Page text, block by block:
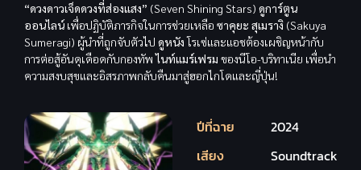
“ดวงดาวเจ็ดดวงที่ส่องแสง” (Seven Shining Stars) ดูการ์ตูน
ออนไลน์ เพื่อปฏิบัติภารกิจในการช่วยเหลือ ซาคุยะ สุเมรางิ (Sakuya
Sumeragi) ผู้นำที่ถูกจับตัวไป ดูหนังโรเซ่และแอชต้องเผชิญหน้ากับ
การต่อสู้อันดุเดือดกับกองทัพไนท์แมร์เฟรม ของนีโอ-บริทาเนีย เพื่อนำ
ความสงบสุขและอิสรภาพกลับคืนมาสู่ฮอกไกโดและญี่ปุ่น!
ปีที่ฉาย
2024
เสียง
Soundtrack